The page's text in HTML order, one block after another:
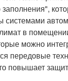
в
можно
передовые
повышает